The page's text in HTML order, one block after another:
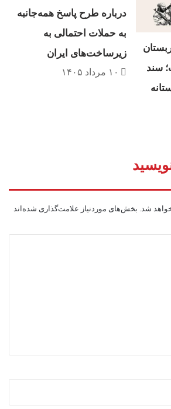
سند
در آستانه
درباره طرح پاسخ همه‌جانبه
به حملات احتمالی به
زیرساخت‌های ایران
۱۰ مرداد ۱۴۰۵
شد. بخش‌های موردنیاز علامت‌گذاری شده‌اند